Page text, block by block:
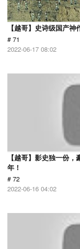
【越哥】史诗级国产
# 71
2022-06-17 08:02
【越哥】影史独一份
年！
# 72
2022-06-16 04:02